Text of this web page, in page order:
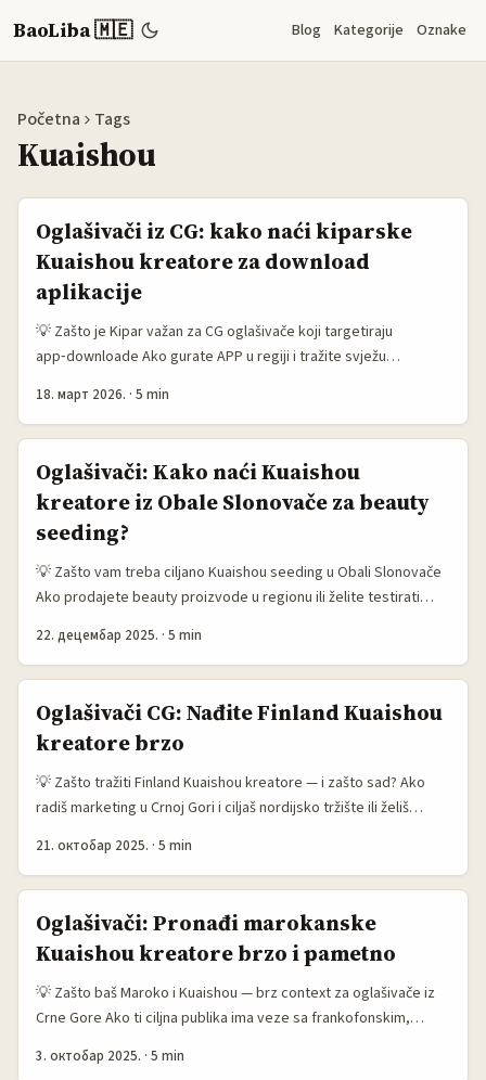
BaoLiba 🇲🇪 Blog Kategorije Oznake
Početna Tags
Kuaishou
Oglašivači iz CG: kako naći kiparske
Kuaishou kreatore za download
aplikacije
💡 Zašto je Kipar važan za CG oglašivače koji targetiraju
app‑downloade Ako gurate APP u regiji i tražite svježu
često under‑the‑radar tržište: jezički blizak EU/EN publici, turista
nije mainstream kao TikTok, ali ima nišu korisnika koja
konvertuje — naročito kada kreatori koriste lokalne lifestyle,
food i travel priče. ...
18. март 2026. · 5 min
Oglašivači: Kako naći Kuaishou
kreatore iz Obale Slonovače za beauty
seeding?
💡 Zašto vam treba ciljano Kuaishou seeding u Obali Slonovače
Ako prodajete beauty proizvode u regionu ili želite testirati
afričko tržište — ne pravite grešku da Kuaishou zaobiđete.
Kuaishou je platforma koja u regionima van Kine često dobija
prodora kroz UGC (user-generated content). Reference govore
da platforme i programi bazirani na kreatorskom ekosistemu
(npr. Meesho primeri u Indiji) guraju visoke konverzije kada se
prave prave mikro-niše i affiliate strukture. ...
22. децембар 2025. · 5 min
Oglašivači CG: Nađite Finland Kuaishou
kreatore brzo
💡 Zašto tražiti Finland Kuaishou kreatore — i zašto sad? Ako
radiš marketing u Crnoj Gori i ciljaš nordijsko tržište ili želiš
testirati cross-border kampanju sa specifičnom finskom
publikom, Kuaishou može da bude neočekivano koristan kanal.
informacije pokazuju, platforma gura AI i live-commerce
funkcionalnosti da podrži kreatore i brendove kroz video i
livestream prodaju (informacije o Kuaishou). ...
21. октобар 2025. · 5 min
Oglašivači: Pronađi marokanske
Kuaishou kreatore brzo i pametno
💡 Zašto baš Maroko i Kuaishou — brz context za oglašivače iz
Crne Gore Ako ti ciljna publika ima veze sa frankofonskim,
arapskim, ili maghrebskim tržištem, Maroko nije “mali igrač” za
video sadržaj — mladi, mobilni, i gladni lokalnog storytellera.
3. октобар 2025. · 5 min